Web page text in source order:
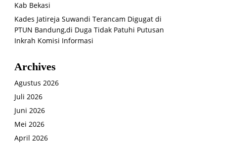
Kab Bekasi
Kades Jatireja Suwandi Terancam Digugat di
PTUN Bandung,di Duga Tidak Patuhi Putusan
Inkrah Komisi Informasi
Archives
Agustus 2026
Juli 2026
Juni 2026
Mei 2026
April 2026